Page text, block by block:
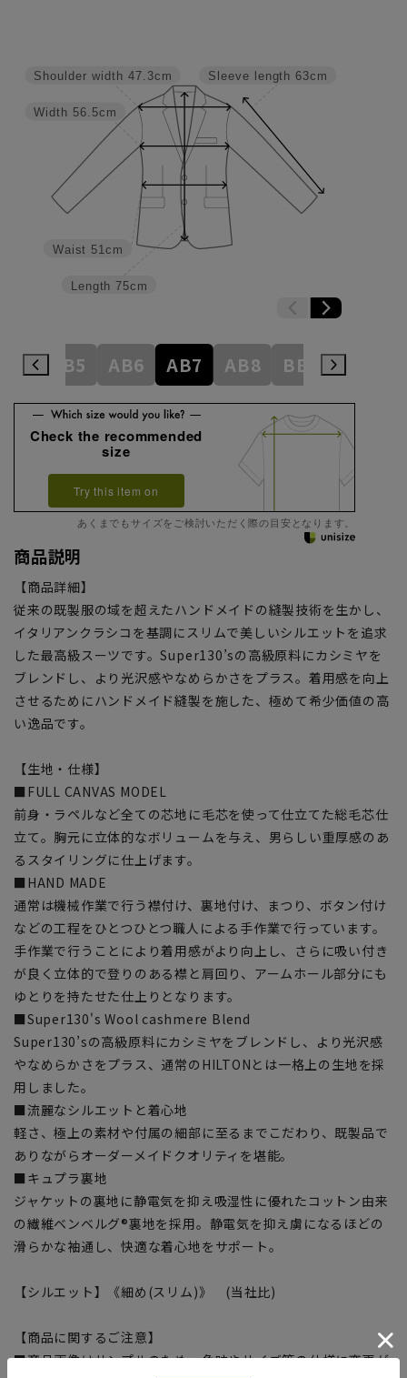
Sleeve length 63cm
Length 75cm
Waist 51cm
Width 56.5cm
Shoulder width 47.3cm
AB5 AB6 AB7 AB8 BE3 BE4
Check the recommended
size
Try this item on
あくまでもサイズをご検討いただく際の目安となります。
商品説明
【商品詳細】
従来の既製服の域を超えたハンドメイドの縫製技術を生かし、
イタリアンクラシコを基調にスリムで美しいシルエットを追求
した最高級スーツです。Super130’sの高級原料にカシミヤを
ブレンドし、より光沢感やなめらかさをプラス。着用感を向上
させるためにハンドメイド縫製を施した、極めて希少価値の高
い逸品です。
【生地・仕様】
■FULL CANVAS MODEL
前身・ラペルなど全ての芯地に毛芯を使って仕立てた総毛芯仕
立て。胸元に立体的なボリュームを与え、男らしい重厚感のあ
るスタイリングに仕上げます。
■HAND MADE
通常は機械作業で行う襟付け、裏地付け、まつり、ボタン付け
などの工程をひとつひとつ職人による手作業で行っています。
手作業で行うことにより着用感がより向上し、さらに吸い付き
が良く立体的で登りのある襟と肩回り、アームホール部分にも
ゆとりを持たせた仕上りとなります。
■Super130's Wool cashmere Blend
Super130’sの高級原料にカシミヤをブレンドし、より光沢感
やなめらかさをプラス、通常のHILTONとは一格上の生地を採
用しました。
■流麗なシルエットと着心地
軽さ、極上の素材や付属の細部に至るまでこだわり、既製品で
ありながらオーダーメイドクオリティを堪能。
■キュプラ裏地
ジャケットの裏地に静電気を抑え吸湿性に優れたコットン由来
の繊維ベンベルグ®裏地を採用。静電気を抑え虜になるほどの
滑らかな袖通し、快適な着心地をサポート。
【シルエット】《細め(スリム)》 (当社比)
【商品に関するご注意】
■商品画像はサンプルのため、色味やサイズ等の仕様に変更が